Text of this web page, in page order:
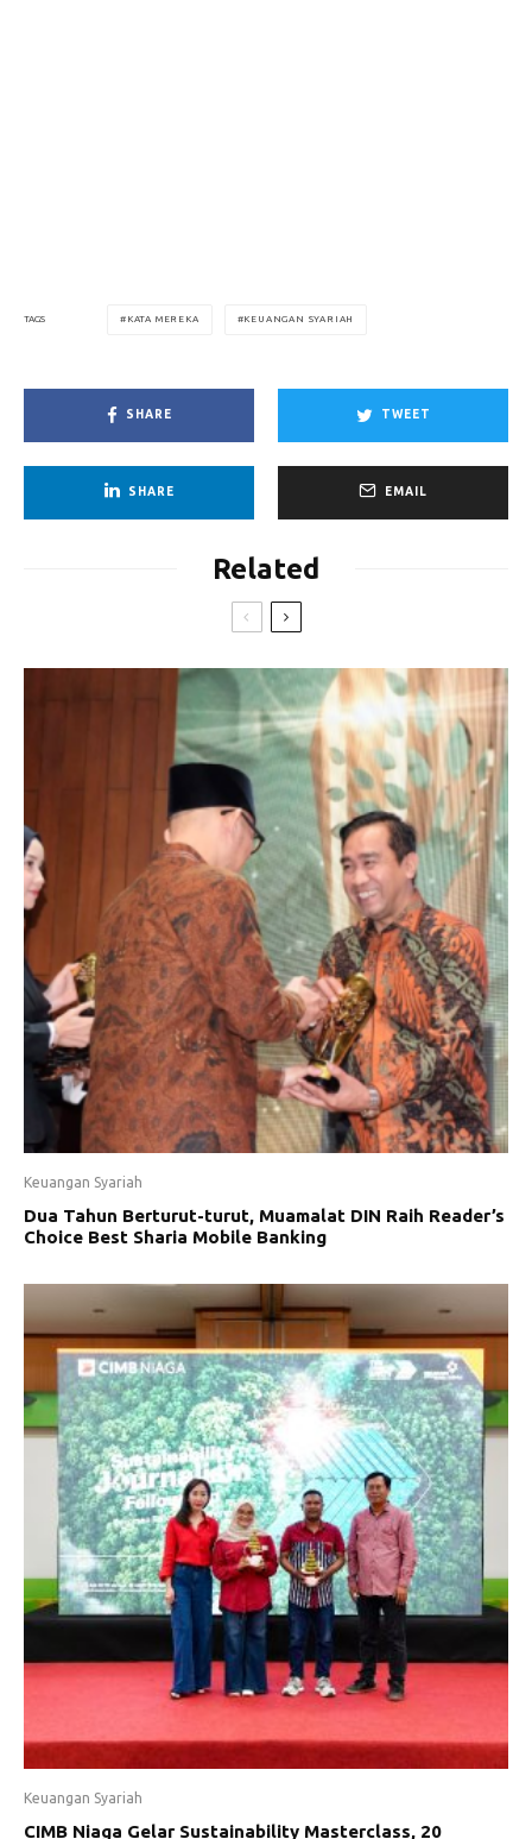
TAGS KATA MEREKA KEUANGAN SYARIAH
SHARE TWEET
SHARE EMAIL
Related
Keuangan Syariah
Dua Tahun Berturut-turut, Muamalat DIN Raih Reader’s
Choice Best Sharia Mobile Banking
Keuangan Syariah
CIMB Niaga Gelar Sustainability Masterclass, 20